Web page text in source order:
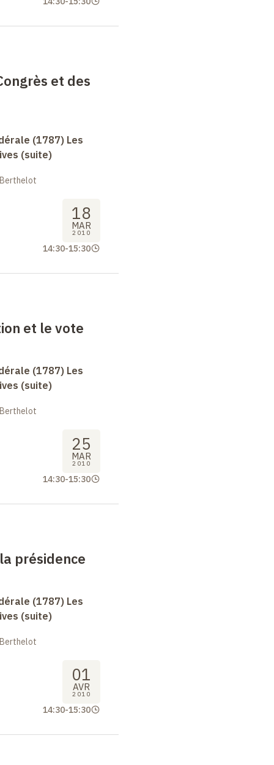
et des
(1787) Les
(suite)
18
MAR
2010
14:30-15:30
et le vote
(1787) Les
(suite)
25
MAR
2010
14:30-15:30
présidence
(1787) Les
(suite)
01
AVR
2010
14:30-15:30